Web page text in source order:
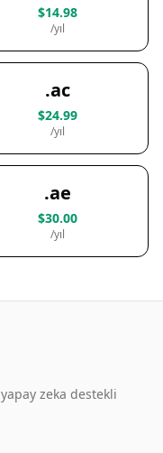
$14.98
/yıl
.ac
$24.99
/yıl
.ae
$30.00
/yıl
zeka destekli